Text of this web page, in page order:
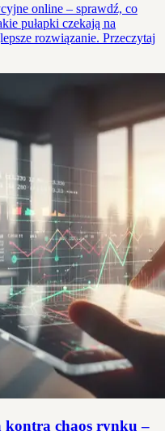
online – sprawdź, co
pułapki czekają na
rozwiązanie. Przeczytaj
kontra chaos rynku –